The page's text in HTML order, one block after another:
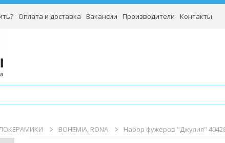
Оплата и доставка Вакансии Производители Контакты
BOHEMIA, RONA Набор фужеров "Джулия"